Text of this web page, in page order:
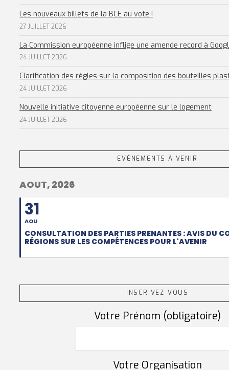
Les nouveaux billets de la BCE au vote !
27 JUILLET 2026
La Commission européenne inflige une amende record à
24 JUILLET 2026
Clarification des règles sur la composition des bouteilles
24 JUILLET 2026
Nouvelle initiative citoyenne européenne sur le logement
24 JUILLET 2026
EVÈNEMENTS À VENIR
AOUT, 2026
31
AOU
CONSULTATION DES PARTIES PRENANTES : AVIS DU
RÉGIONS SUR LES COMPÉTENCES POUR L'AVENIR
INSCRIVEZ-VOUS
Votre Prénom (obligatoire)
Votre Organisation